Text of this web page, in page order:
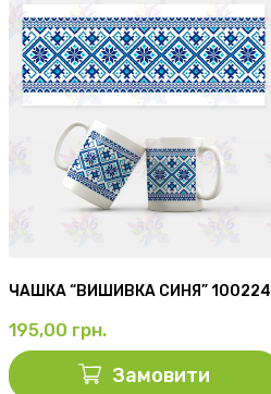
ЧАШКА “ВИШИВКА СИНЯ” 100224
195,00 грн.
Замовити